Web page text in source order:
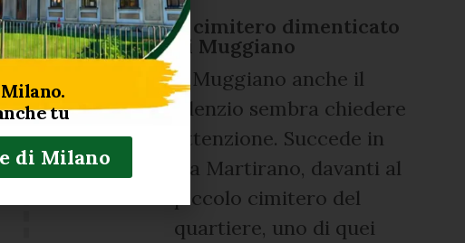
Il cimitero dimenticato
di Muggiano
A Muggiano anche il
silenzio sembra chiedere
attenzione. Succede in
via Martirano, davanti al
piccolo cimitero del
quartiere, uno di quei
di Milano
tu